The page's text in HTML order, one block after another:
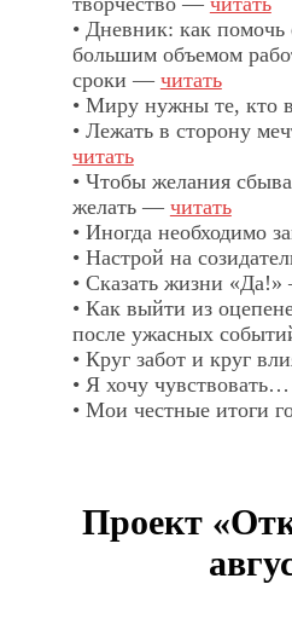
• Дневник: как помочь
большим объемом
сроки — читать
• Миру нужны те, кто
• Лежать в сторону
читать
• Чтобы желания
желать — читать
• Иногда необходимо
• Настрой на
• Сказать жизни
• Как выйти из
после ужасных
• Круг забот и круг
• Я хочу
• Мои честные итоги
Проект